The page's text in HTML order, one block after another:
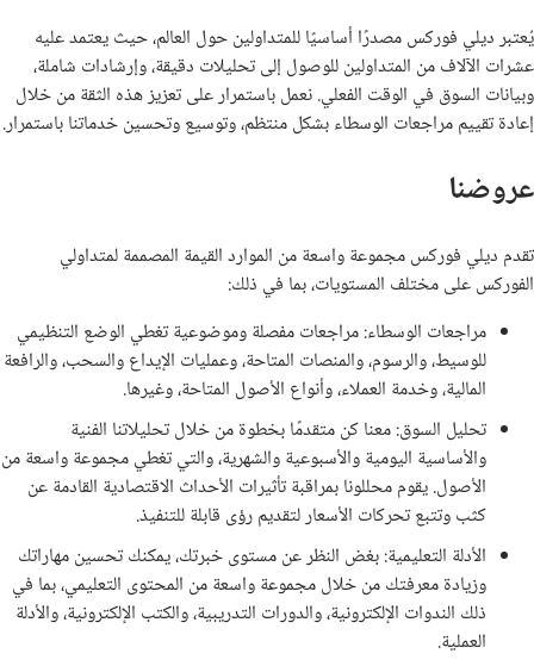
يُعتبر ديلي فوركس مصدرًا أساسيًا للمتداولين حول العالم، حيث يعتمد عليه
عشرات الآلاف من المتداولين للوصول إلى تحليلات دقيقة، وإرشادات شاملة،
وبيانات السوق في الوقت الفعلي. نعمل باستمرار على تعزيز هذه الثقة من خلال
إعادة تقييم مراجعات الوسطاء بشكل منتظم، وتوسيع وتحسين خدماتنا باستمرار.
عروضنا
تقدم ديلي فوركس مجموعة واسعة من الموارد القيمة المصممة لمتداولي
الفوركس على مختلف المستويات، بما في ذلك:
مراجعات الوسطاء: مراجعات مفصلة وموضوعية تغطي الوضع التنظيمي
للوسيط، والرسوم، والمنصات المتاحة، وعمليات الإيداع والسحب، والرافعة
المالية، وخدمة العملاء، وأنواع الأصول المتاحة، وغيرها.
تحليل السوق: معنا كن متقدمًا بخطوة من خلال تحليلاتنا الفنية
والأساسية اليومية والأسبوعية والشهرية، والتي تغطي مجموعة واسعة من
الأصول. يقوم محللونا بمراقبة تأثيرات الأحداث الاقتصادية القادمة عن
كثب وتتبع تحركات الأسعار لتقديم رؤى قابلة للتنفيذ.
الأدلة التعليمية: بغض النظر عن مستوى خبرتك، يمكنك تحسين مهاراتك
وزيادة معرفتك من خلال مجموعة واسعة من المحتوى التعليمي، بما في
ذلك الندوات الإلكترونية، والدورات التدريبية، والكتب الإلكترونية، والأدلة
العملية.